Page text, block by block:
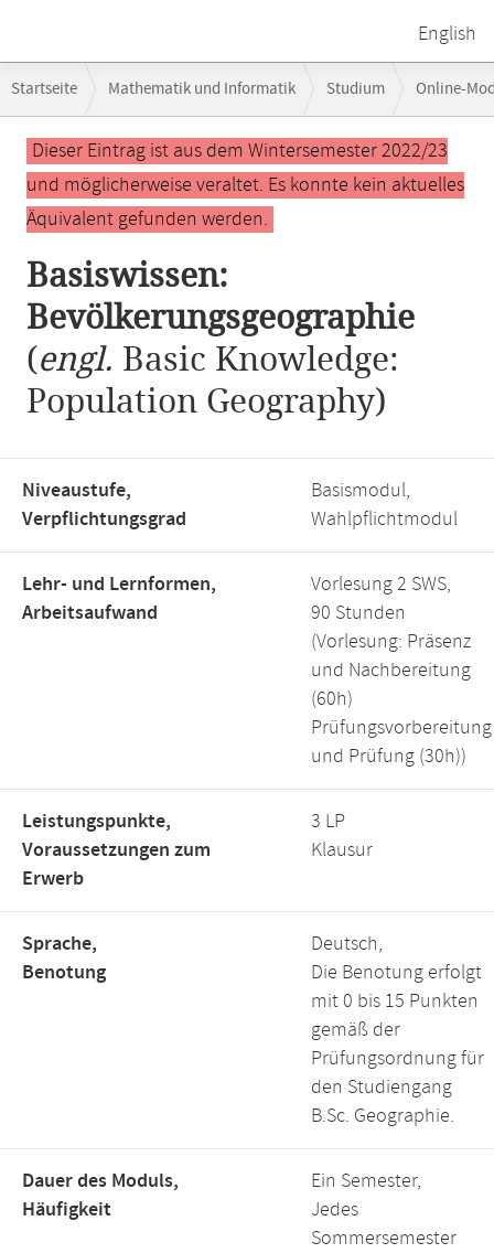
English
Navigation
Startseite Mathematik und Informatik Studium Online-
Hauptinhalt
Dieser Eintrag ist aus dem Wintersemester 2022/23
und möglicherweise veraltet. Es konnte kein aktuelles
Äquivalent gefunden werden.
Basiswissen:
Bevölkerungsgeographie
(engl. Basic Knowledge:
Population Geography)
Niveaustufe,
Verpflichtungsgrad
Basismodul,
Wahlpflichtmodul
Lehr- und Lernformen,
Arbeitsaufwand
Vorlesung 2 SWS,
90 Stunden
(Vorlesung: Präsenz
und Nachbereitung
(60h)
Prüfungsvorbereitung
und Prüfung (30h))
Leistungspunkte,
Voraussetzungen zum
Erwerb
3 LP
Klausur
Sprache,
Benotung
Deutsch,
Die Benotung erfolgt
mit 0 bis 15 Punkten
gemäß der
Prüfungsordnung für
den Studiengang
B.Sc. Geographie.
Dauer des Moduls,
Häufigkeit
Ein Semester,
Jedes
Sommersemester